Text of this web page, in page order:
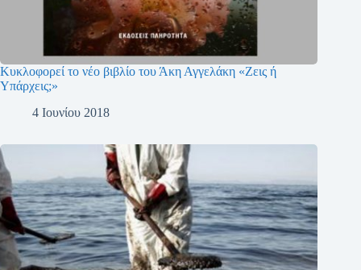
Κυκλοφορεί το νέο βιβλίο του Άκη Αγγελάκη «Ζεις ή
Υπάρχεις;»
4 Ιουνίου 2018